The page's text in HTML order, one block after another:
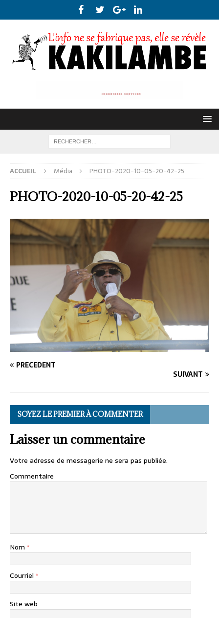
ACCUEIL Média PHOTO-2020-10-05-20-42-25
PHOTO-2020-10-05-20-42-25
PRÉCÉDENT
SUIVANT
SOYEZ LE PREMIER À COMMENTER
Laisser un commentaire
Votre adresse de messagerie ne sera pas publiée.
Commentaire
Nom *
Courriel *
Site web